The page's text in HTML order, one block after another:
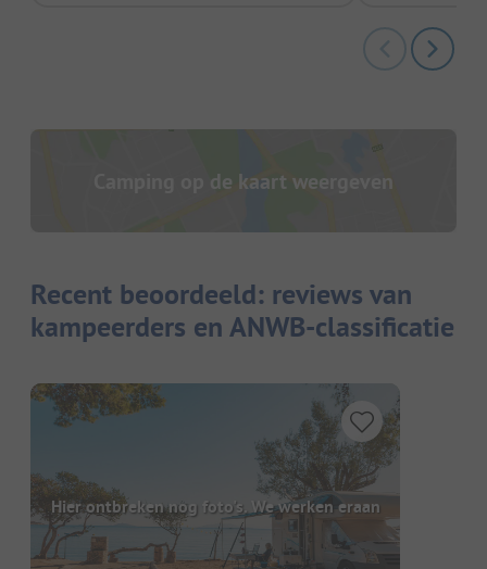
Camping op de kaart weergeven
Recent beoordeeld: reviews van
kampeerders en ANWB-classificatie
Hier ontbreken nog foto's. We werken eraan